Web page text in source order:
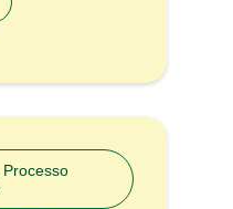
Processo